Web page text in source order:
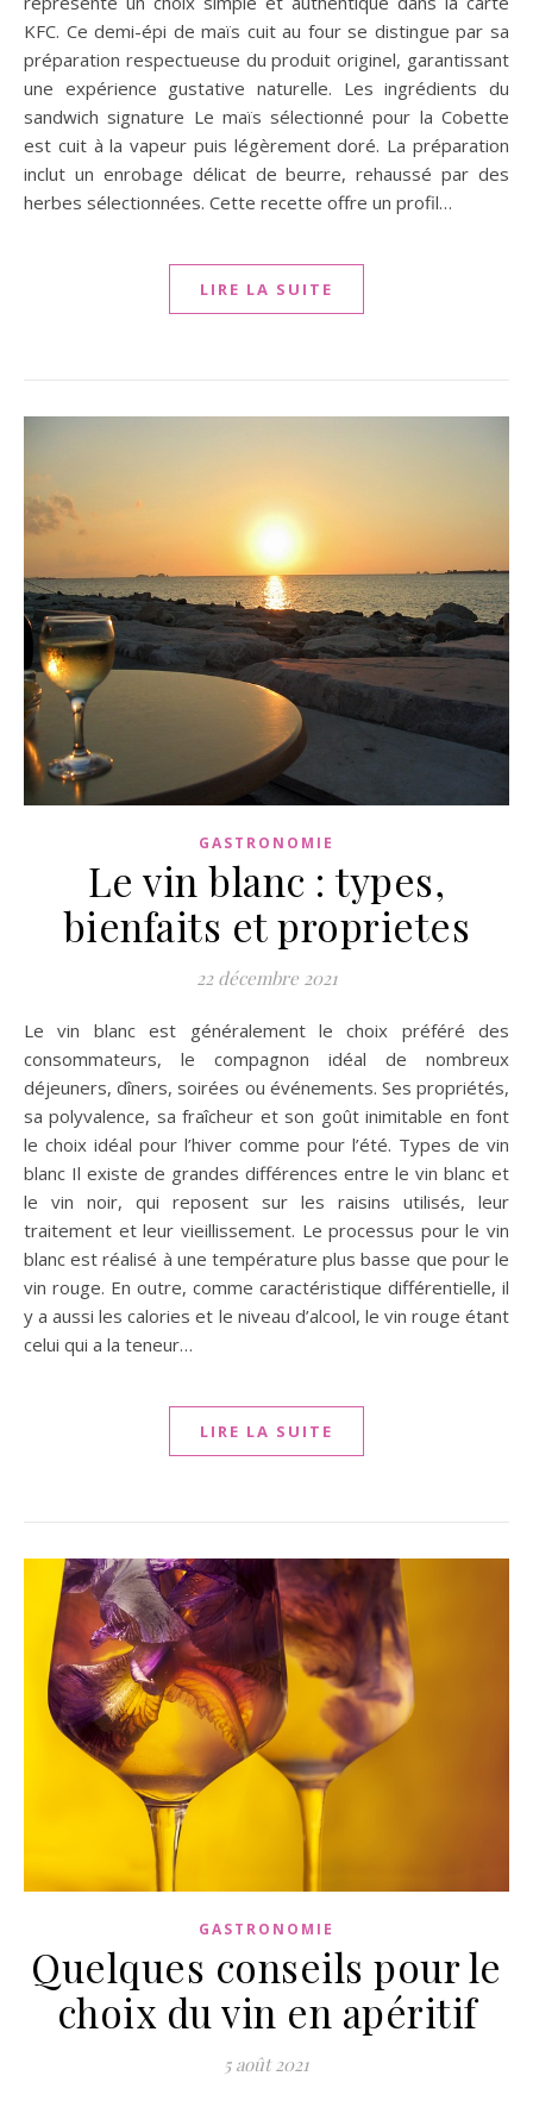
KFC. Ce demi-épi de maïs cuit au four se distingue par sa
préparation respectueuse du produit originel, garantissant
une expérience gustative naturelle. Les ingrédients du
sandwich signature Le maïs sélectionné pour la Cobette
est cuit à la vapeur puis légèrement doré. La préparation
inclut un enrobage délicat de beurre, rehaussé par des
herbes sélectionnées. Cette recette offre un profil…
LIRE LA SUITE
GASTRONOMIE
Le vin blanc : types,
bienfaits et proprietes
22 décembre 2021
Le vin blanc est généralement le choix préféré des
consommateurs, le compagnon idéal de nombreux
déjeuners, dîners, soirées ou événements. Ses propriétés,
sa polyvalence, sa fraîcheur et son goût inimitable en font
le choix idéal pour l’hiver comme pour l’été. Types de vin
blanc Il existe de grandes différences entre le vin blanc et
le vin noir, qui reposent sur les raisins utilisés, leur
traitement et leur vieillissement. Le processus pour le vin
blanc est réalisé à une température plus basse que pour le
vin rouge. En outre, comme caractéristique différentielle, il
y a aussi les calories et le niveau d’alcool, le vin rouge étant
celui qui a la teneur…
LIRE LA SUITE
GASTRONOMIE
Quelques conseils pour le
choix du vin en apéritif
5 août 2021